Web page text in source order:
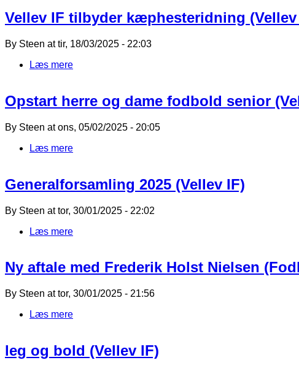
Vellev IF tilbyder kæphesteridning (Vellev
By Steen attir, 18/03/2025 - 22:03
Læs mere
Opstart herre og dame fodbold senior
By Steen atons, 05/02/2025 - 20:05
Læs mere
Generalforsamling 2025 (Vellev IF)
By Steen attor, 30/01/2025 - 22:02
Læs mere
Ny aftale med Frederik Holst Nielsen
By Steen attor, 30/01/2025 - 21:56
Læs mere
leg og bold (Vellev IF)